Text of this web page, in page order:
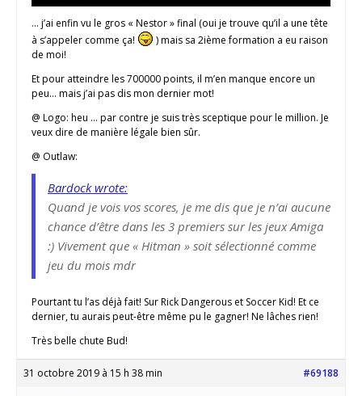
… j’ai enfin vu le gros « Nestor » final (oui je trouve qu’il a une tête
à s’appeler comme ça!
) mais sa 2ième formation a eu raison
de moi!
Et pour atteindre les 700000 points, il m’en manque encore un
peu… mais j’ai pas dis mon dernier mot!
@ Logo: heu … par contre je suis très sceptique pour le million. Je
veux dire de manière légale bien sûr.
@ Outlaw:
Bardock wrote:
Quand je vois vos scores, je me dis que je n’ai aucune
chance d’être dans les 3 premiers sur les jeux Amiga
:) Vivement que « Hitman » soit sélectionné comme
jeu du mois mdr
Pourtant tu l’as déjà fait! Sur Rick Dangerous et Soccer Kid! Et ce
dernier, tu aurais peut-être même pu le gagner! Ne lâches rien!
Très belle chute Bud!
31 octobre 2019 à 15 h 38 min #69188